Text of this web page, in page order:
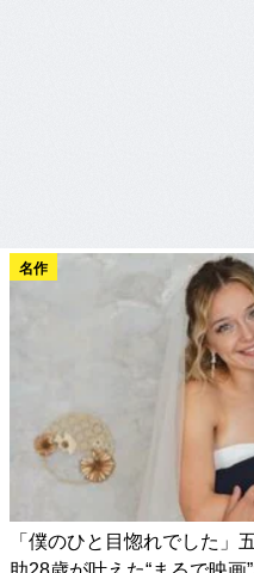
名作
「僕のひと目惚れでした」